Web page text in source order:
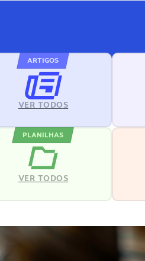
ARTIGOS
VER TODOS
PLANILHAS
VER TODOS